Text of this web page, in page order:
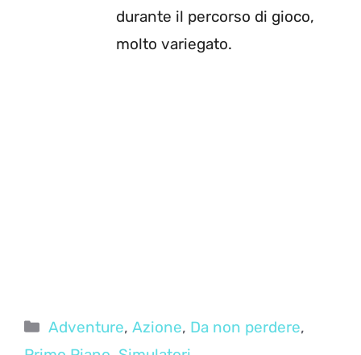
durante il percorso di gioco,
molto variegato.
Categorie
Adventure,Azione, Da non perdere,